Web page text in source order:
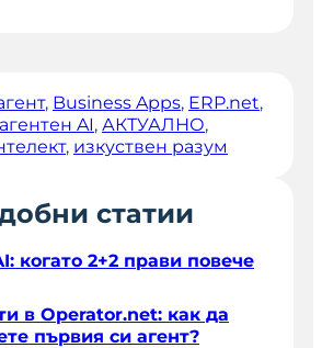
, Business Apps, ERP.net
агентен AI, АКТУАЛНО
, изкуствен разум
статии
когато 2+2 прави повече
в Operator.net: как да
първия си агент?